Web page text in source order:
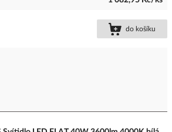
do košíku